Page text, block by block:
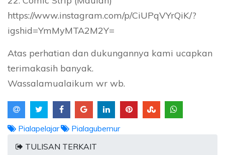
https://www.instagram.com/p/CiUPqVYrQiK/?
igshid=YmMyMTA2M2Y=
Atas perhatian dan dukungannya kami ucapkan
terimakasih banyak.
Wassalamualaikum wr wb.
Pialapelajar
Pialagubernur
TULISAN TERKAIT